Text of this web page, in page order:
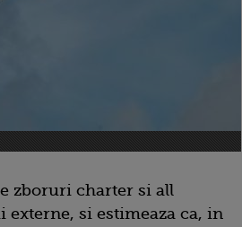
zboruri charter si all
externe, si estimeaza ca, in